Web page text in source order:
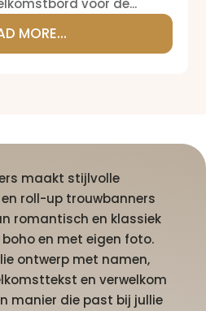
voor de...
MORE...
maakt stijlvolle
roll-up trouwbanners
romantisch en klassiek
en met eigen foto.
ontwerp met namen,
en verwelkom
manier die past bij jullie